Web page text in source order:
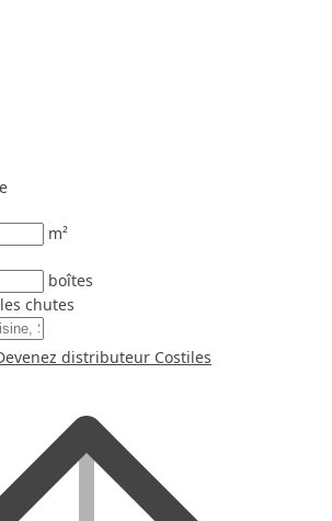
m²
boîtes
chutes
distributeur Costiles